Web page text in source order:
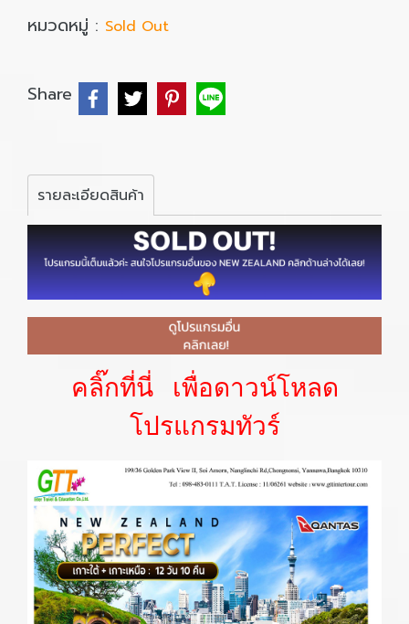
หมวดหมู่ : Sold Out
Share
รายละเอียดสินค้า
คลิ๊กที่นี่ เพื่อดาวน์โหลด
โปรแกรมทัวร์